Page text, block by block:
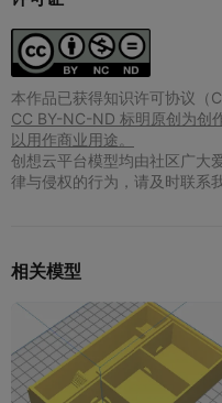
本作品已获得知识许可协议（
CC BY-NC-ND 标明原创为创
以用作商业用途。
创想云平台模型均由社区广大
律与侵权的行为，请及时联系我
相关模型